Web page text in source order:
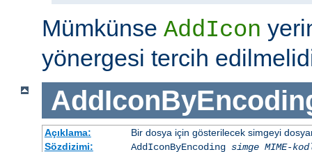
Mümkünse AddIcon
yönergesi tercih
Açıklama:
Bir dosya için gösterilecek simgeyi
Sözdizimi:
AddIconByEncoding simge MIME-